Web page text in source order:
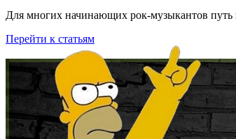
Для многих начинающих рок-музыкантов
Перейти к статьям